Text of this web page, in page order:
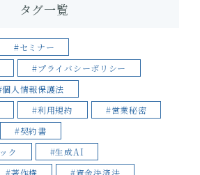
タグ一覧
#セミナー
#プライバシーポリシー
個人情報保護法
#利用規約
#営業秘密
#契約書
ク
#生成AI
#著作権 #資金決済法